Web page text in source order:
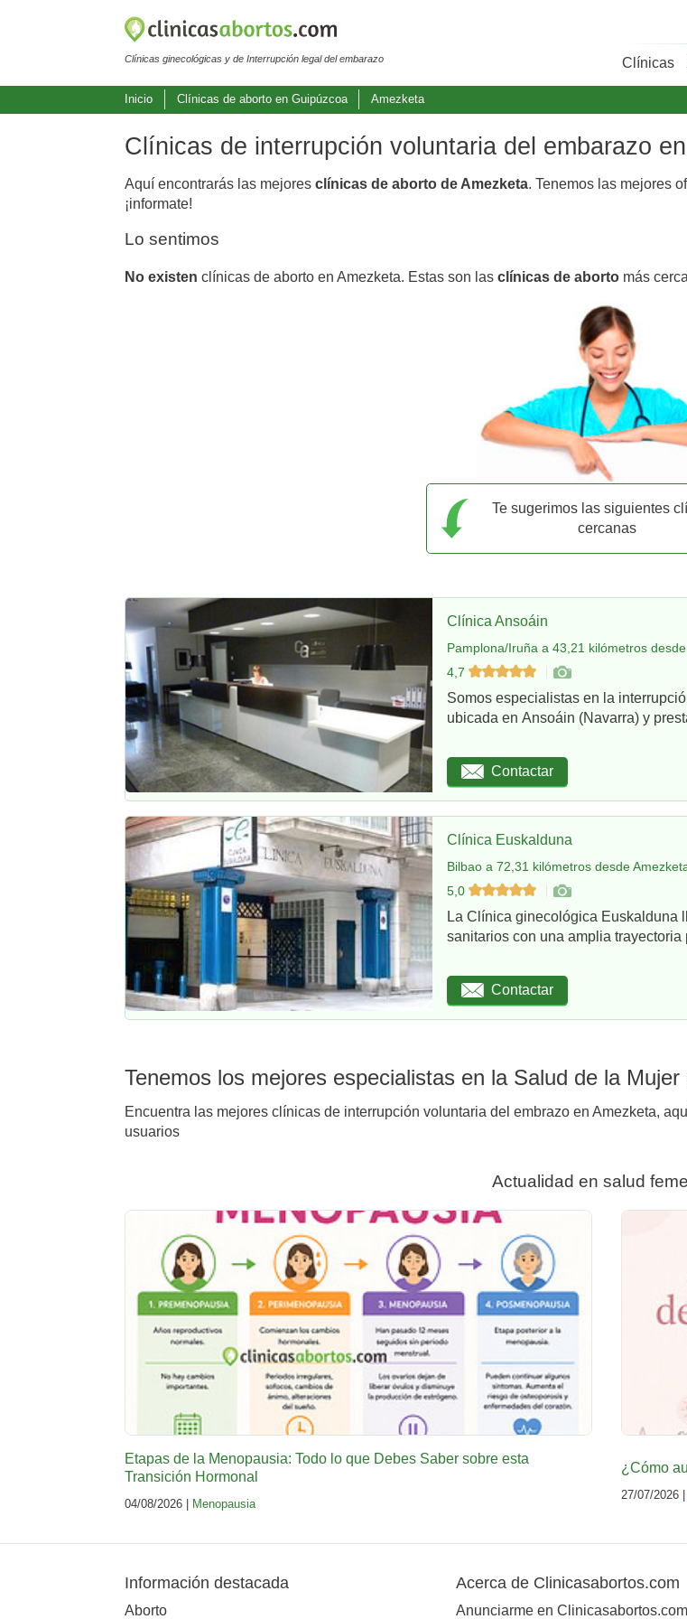
Clínicas ginecológicas y de Interrupción legal del embarazo Clínicas
Inicio Clínicas de aborto en Guipúzcoa Amezketa
Clínicas de interrupción voluntaria del embarazo
Aquí encontrarás las mejores clínicas de aborto de Amezketa. Tenemos las mejores
¡informate!
Lo sentimos
No existen clínicas de aborto en Amezketa. Estas son las clínicas de aborto más
Te sugerimos las siguientes
cercanas
Clínica Ansoáin
Pamplona/Iruña a 43,21 kilómetros
4,7
Somos especialistas en la
ubicada en Ansoáin (Navarra) y
Contactar
Clínica Euskalduna
Bilbao a 72,31 kilómetros desde
5,0
La Clínica ginecológica Euskalduna
sanitarios con una amplia trayectoria
Contactar
Tenemos los mejores especialistas en la Salud de la
Encuentra las mejores clínicas de interrupción voluntaria del embrazo en Amezketa,
usuarios
Actualidad en salud
Etapas de la Menopausia: Todo lo que Debes Saber sobre esta
Transición Hormonal
04/08/2026 | Menopausia
¿Cómo
27/07/2026 |
Información destacada
Aborto
Acerca de Clinicasabortos.com
Anunciarme en Clinicasabortos.com